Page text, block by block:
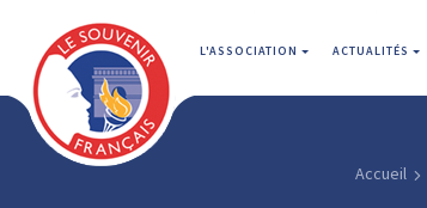
L'ASSOCIATION ACTUALITÉS
Accueil